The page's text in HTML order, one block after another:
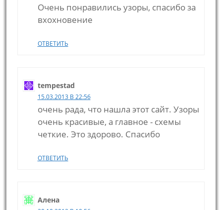
Очень понравились узоры, спасибо за
вхохновение
ОТВЕТИТЬ
tempestad
15.03.2013 В 22:56
очень рада, что нашла этот сайт. Узоры
очень красивые, а главное - схемы
четкие. Это здорово. Спасибо
ОТВЕТИТЬ
Алена